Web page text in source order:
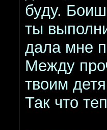
буду.
ты
дала мне
Между
твоим
Так что